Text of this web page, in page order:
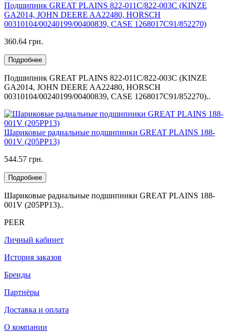
Подшипник GREAT PLAINS 822-011С/822-003С (KINZE
GA2014, JOHN DEERE AA22480, HORSCH
00310104/00240199/00400839, CASE 1268017C91/852270)
360.64 грн.
Подробнее
Подшипник GREAT PLAINS 822-011С/822-003С (KINZE
GA2014, JOHN DEERE AA22480, HORSCH
00310104/00240199/00400839, CASE 1268017C91/852270)..
Шариковые радиальные подшипники GREAT PLAINS 188-
001V (205PP13)
544.57 грн.
Подробнее
Шариковые радиальные подшипники GREAT PLAINS 188-
001V (205PP13)..
PEER
Личный кабинет
История заказов
Бренды
Партнёры
Доставка и оплата
О компании